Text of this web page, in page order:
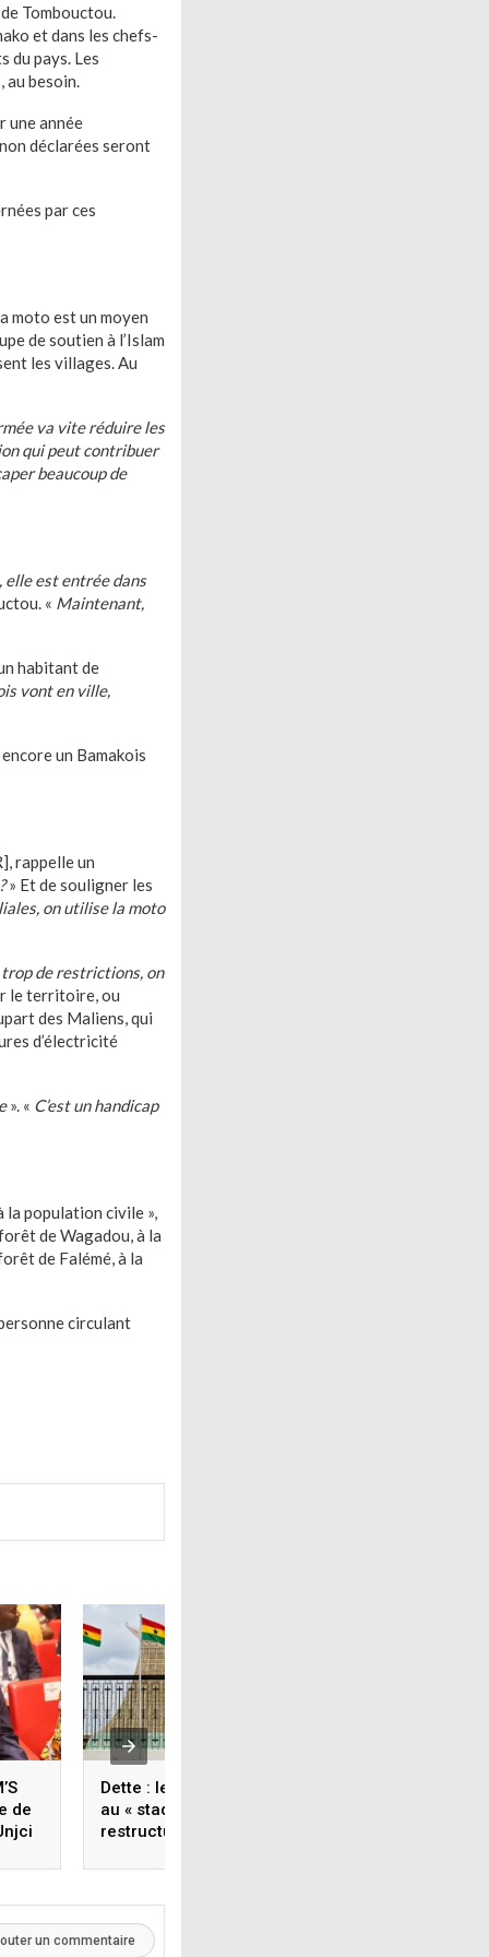
Tombouctou.
et dans les chefs-
du pays. Les
au besoin.
une année
déclarées seront
par ces
moto est un moyen
de soutien à l’Islam
les villages. Au
va vite réduire les
qui peut contribuer
beaucoup de
elle est entrée dans
« Maintenant,
habitant de
vont en ville,
un Bamakois
rappelle un
» Et de souligner les
on utilise la moto
trop de restrictions, on
le territoire, ou
des Maliens, qui
d’électricité
». « C’est un handicap
la population civile »,
de Wagadou, à la
de Falémé, à la
circulant
de
pour
Dette : le Ghana dit être
au « stade final » de sa
restructuration
un commentaire